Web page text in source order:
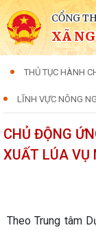
CỔNG
XÃ
THỦ TỤC HÀNH
LĨNH VỰC NÔNG
CHỦ ĐỘNG
XUẤT LÚA VỤ
Theo Trung tâm